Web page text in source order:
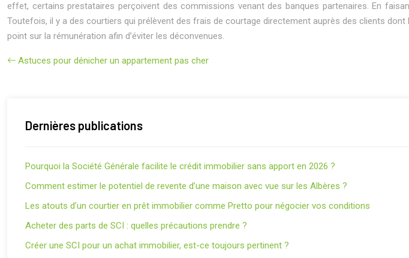
effet, certains prestataires perçoivent des commissions venant des banques partenaires. En
Toutefois, il y a des courtiers qui prélèvent des frais de courtage directement auprès des clients
point sur la rémunération afin d’éviter les déconvenues.
Astuces pour dénicher un appartement pas cher
Dernières publications
Pourquoi la Société Générale facilite le crédit immobilier sans apport en 2026 ?
Comment estimer le potentiel de revente d’une maison avec vue sur les Albères ?
Les atouts d’un courtier en prêt immobilier comme Pretto pour négocier vos conditions
Acheter des parts de SCI : quelles précautions prendre ?
Créer une SCI pour un achat immobilier, est-ce toujours pertinent ?